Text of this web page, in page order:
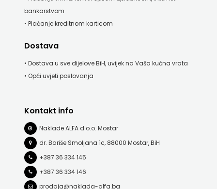
bankarstvom
• Plaćanje kreditnom karticom
Dostava
• Dostava u sve dijelove BiH, uvijek na Vaša kućna vrata
• Opći uvjeti poslovanja
Kontakt info
Naklade ALFA d.o.o. Mostar
dr. Bariše Smoljana 1c, 88000 Mostar, BiH
+387 36 334 145
+387 36 334 146
prodaja@naklada-alfa.ba